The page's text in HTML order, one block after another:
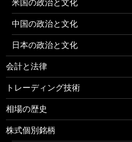
中国の政治と文化
日本の政治と文化
会計と法律
トレーディング技術
相場の歴史
株式個別銘柄